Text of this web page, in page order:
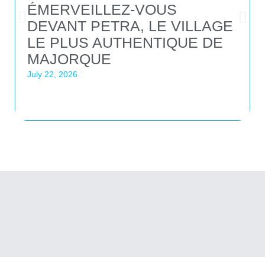
ÉMERVEILLEZ-VOUS
DEVANT PETRA, LE VILLAGE
LE PLUS AUTHENTIQUE DE
MAJORQUE
July 22, 2026